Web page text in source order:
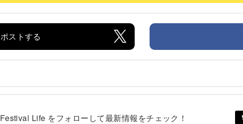
ポストする
Festival Life をフォローして最新情報をチェック！